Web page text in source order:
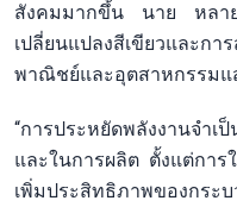
สังคมมากขึ้น นาย หลา
เปลี่ยนแปลงสีเขียวและกา
พาณิชย์และอุตสาหกรรมแ
“การประหยัดพลังงานจำเ
และในการผลิต ตั้งแต่กา
เพิ่มประสิทธิภาพของกร